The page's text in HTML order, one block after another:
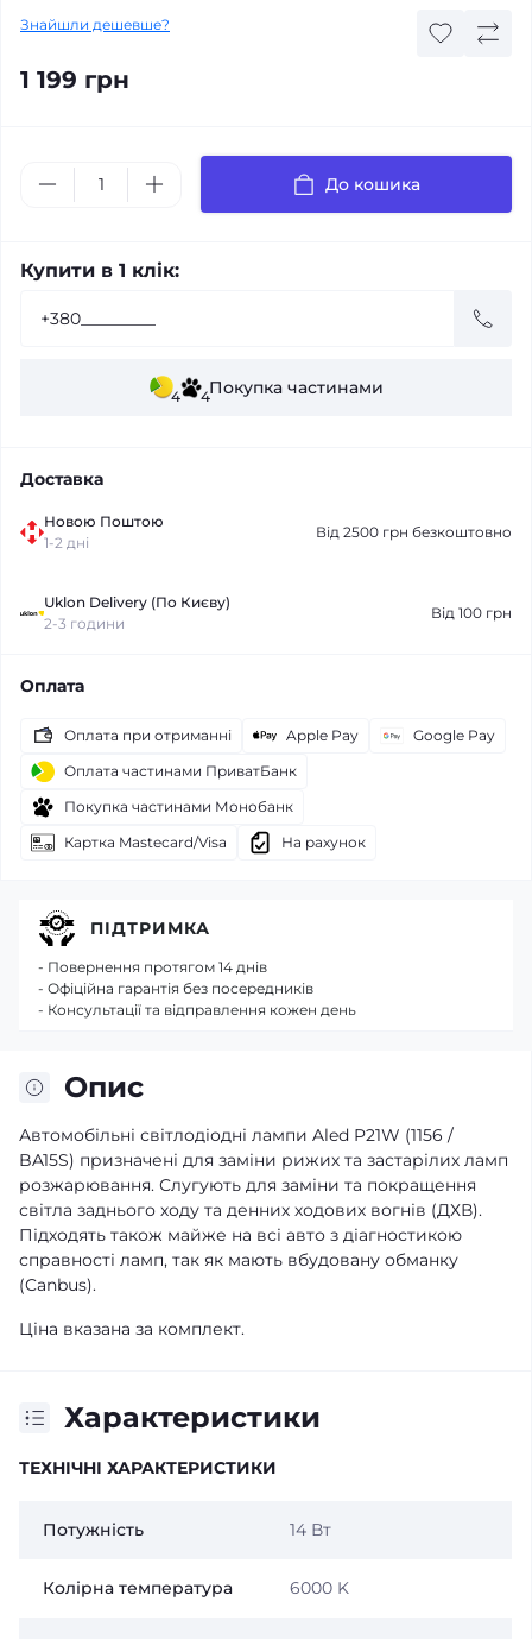
Знайшли дешевше?
1 199 грн
До кошика
Купити в 1 клік:
4 4Покупка частинами
Доставка
Новою Поштою
1-2 дні
Від 2500 грн безкоштовно
Uklon Delivery (По Києву)
2-3 години
Від 100 грн
Оплата
Оплата при отриманні Apple Pay
Google Pay
Оплата частинами ПриватБанк
Покупка частинами Монобанк
Картка Mastecard/Visa
На рахунок
Опис
Автомобільні світлодіодні лампи Aled P21W (1156 /
BA15S) призначені для заміни рижих та застарілих ламп
розжарювання. Слугують для заміни та покращення
світла заднього ходу та денних ходових вогнів (ДХВ).
Підходять також майже на всі авто з діагностикою
справності ламп, так як мають вбудовану обманку
(Canbus).
Ціна вказана за комплект.
Характеристики
ТЕХНІЧНІ ХАРАКТЕРИСТИКИ
Потужність 14 Вт
Колірна температура 6000 K
ПІДТРИМКА
- Повернення протягом 14 днів
- Офіційна гарантія без посередників
- Консультації та відправлення кожен день